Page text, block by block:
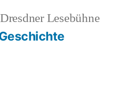
Lesebühne